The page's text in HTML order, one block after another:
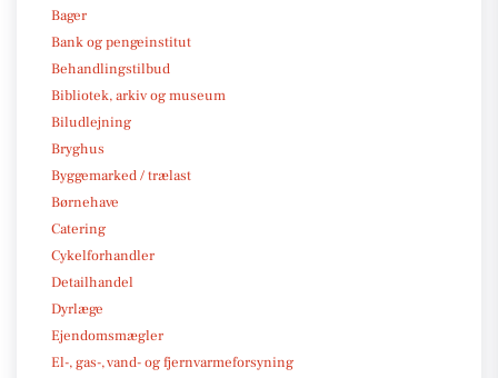
Bager
Bank og pengeinstitut
Behandlingstilbud
Bibliotek, arkiv og museum
Biludlejning
Bryghus
Byggemarked / trælast
Børnehave
Catering
Cykelforhandler
Detailhandel
Dyrlæge
Ejendomsmægler
El-, gas-, vand- og fjernvarmeforsyning